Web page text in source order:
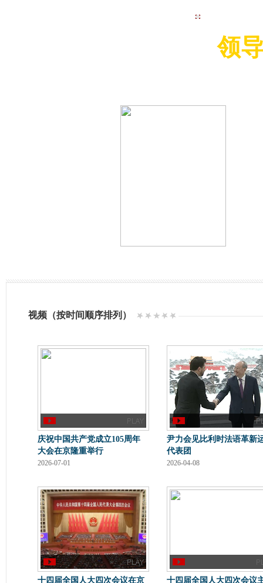
领
视频（按时间顺序排列）
庆祝中国共产党成立105周年
大会在京隆重举行
2026-07-01
尹力会见比利时法语革新
代表团
2026-04-08
十四届全国人大四次会议在京
十四届全国人大四次会议